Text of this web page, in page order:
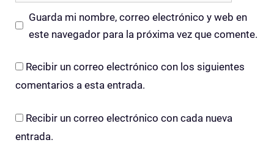
Guarda mi nombre, correo electrónico y web en
este navegador para la próxima vez que comente.
Recibir un correo electrónico con los siguientes
comentarios a esta entrada.
Recibir un correo electrónico con cada nueva
entrada.